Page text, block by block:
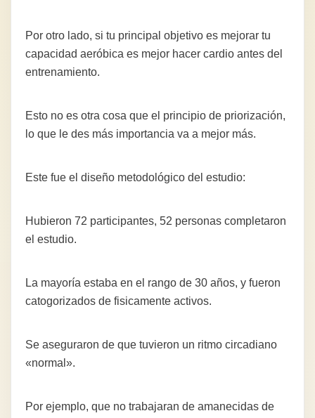
Por otro lado, si tu principal objetivo es mejorar tu
capacidad aeróbica es mejor hacer cardio antes del
entrenamiento.
Esto no es otra cosa que el principio de priorización,
lo que le des más importancia va a mejor más.
Este fue el diseño metodológico del estudio:
Hubieron 72 participantes, 52 personas completaron
el estudio.
La mayoría estaba en el rango de 30 años, y fueron
catogorizados de fisicamente activos.
Se aseguraron de que tuvieron un ritmo circadiano
«normal».
Por ejemplo, que no trabajaran de amanecidas de